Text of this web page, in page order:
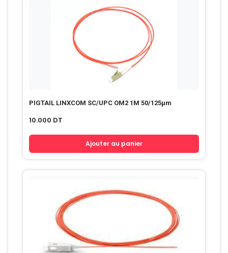
PIGTAIL LINXCOM SC/UPC OM2 1M 50/125µm
10.000 DT
Ajouter au panier